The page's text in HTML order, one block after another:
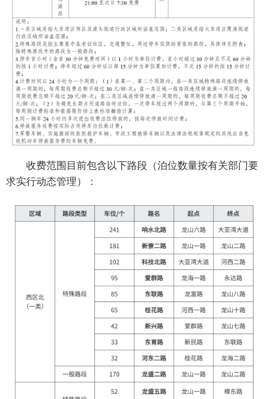
收费范围目前包含以下路段（泊位数量按有关部门要
求实行动态管理）：